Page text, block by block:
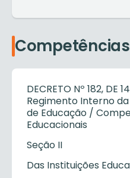
Competências
DECRETO Nº 182, DE
Regimento Interno
de Educação /
Educacionais
Seção II
Das Instituições